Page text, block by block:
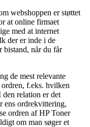
webshoppen er støttet
at online firmaet
med at internet
der er inde i de
bistand, når du får
de mest relevante
f.eks. hvilken
den relation er det
ens ordrekvittering,
ordren af HP Toner
om man søger et